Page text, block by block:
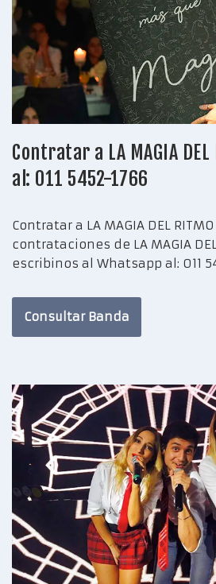
Contratar a LA MAGIA
al: 011 5452-1766
Contratar a LA MAGIA DEL
contrataciones de LA MAGIA
escribinos al Whatsapp al: 011
Consultar Banda